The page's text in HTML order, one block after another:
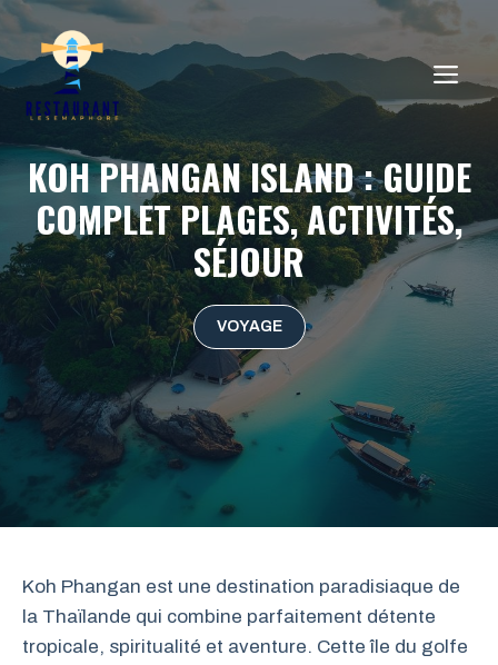
Aller
contenu
KOH PHANGAN ISLAND : GUIDE
COMPLET PLAGES, ACTIVITÉS,
SÉJOUR
VOYAGE
Koh Phangan est une destination paradisiaque de
la Thaïlande qui combine parfaitement détente
tropicale, spiritualité et aventure. Cette île du golfe